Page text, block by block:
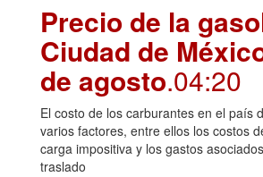
Precio de la
Ciudad de
de agosto.04:20
El costo de los carburantes en el país
varios factores, entre ellos los costos
carga impositiva y los gastos
traslado